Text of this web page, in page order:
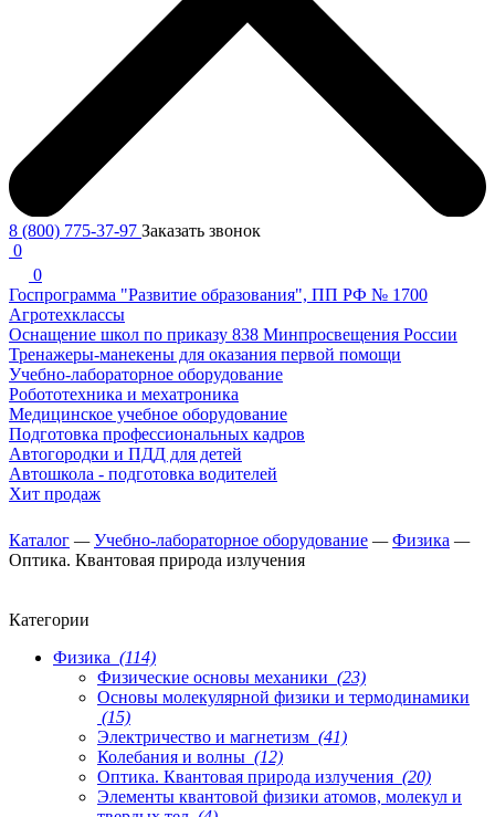
8 (800) 775-37-97 Заказать звонок
0
0
Госпрограмма "Развитие образования", ПП РФ № 1700
Агротехклассы
Оснащение школ по приказу 838 Минпросвещения России
Тренажеры-манекены для оказания первой помощи
Учебно-лабораторное оборудование
Робототехника и мехатроника
Медицинское учебное оборудование
Подготовка профессиональных кадров
Автогородки и ПДД для детей
Автошкола - подготовка водителей
Хит продаж
Каталог —Учебно-лабораторное оборудование —Физика —
Оптика. Квантовая природа излучения
Категории
Физика (114)
Физические основы механики (23)
Основы молекулярной физики и термодинамики
(15)
Электричество и магнетизм (41)
Колебания и волны (12)
Оптика. Квантовая природа излучения (20)
Элементы квантовой физики атомов, молекул и